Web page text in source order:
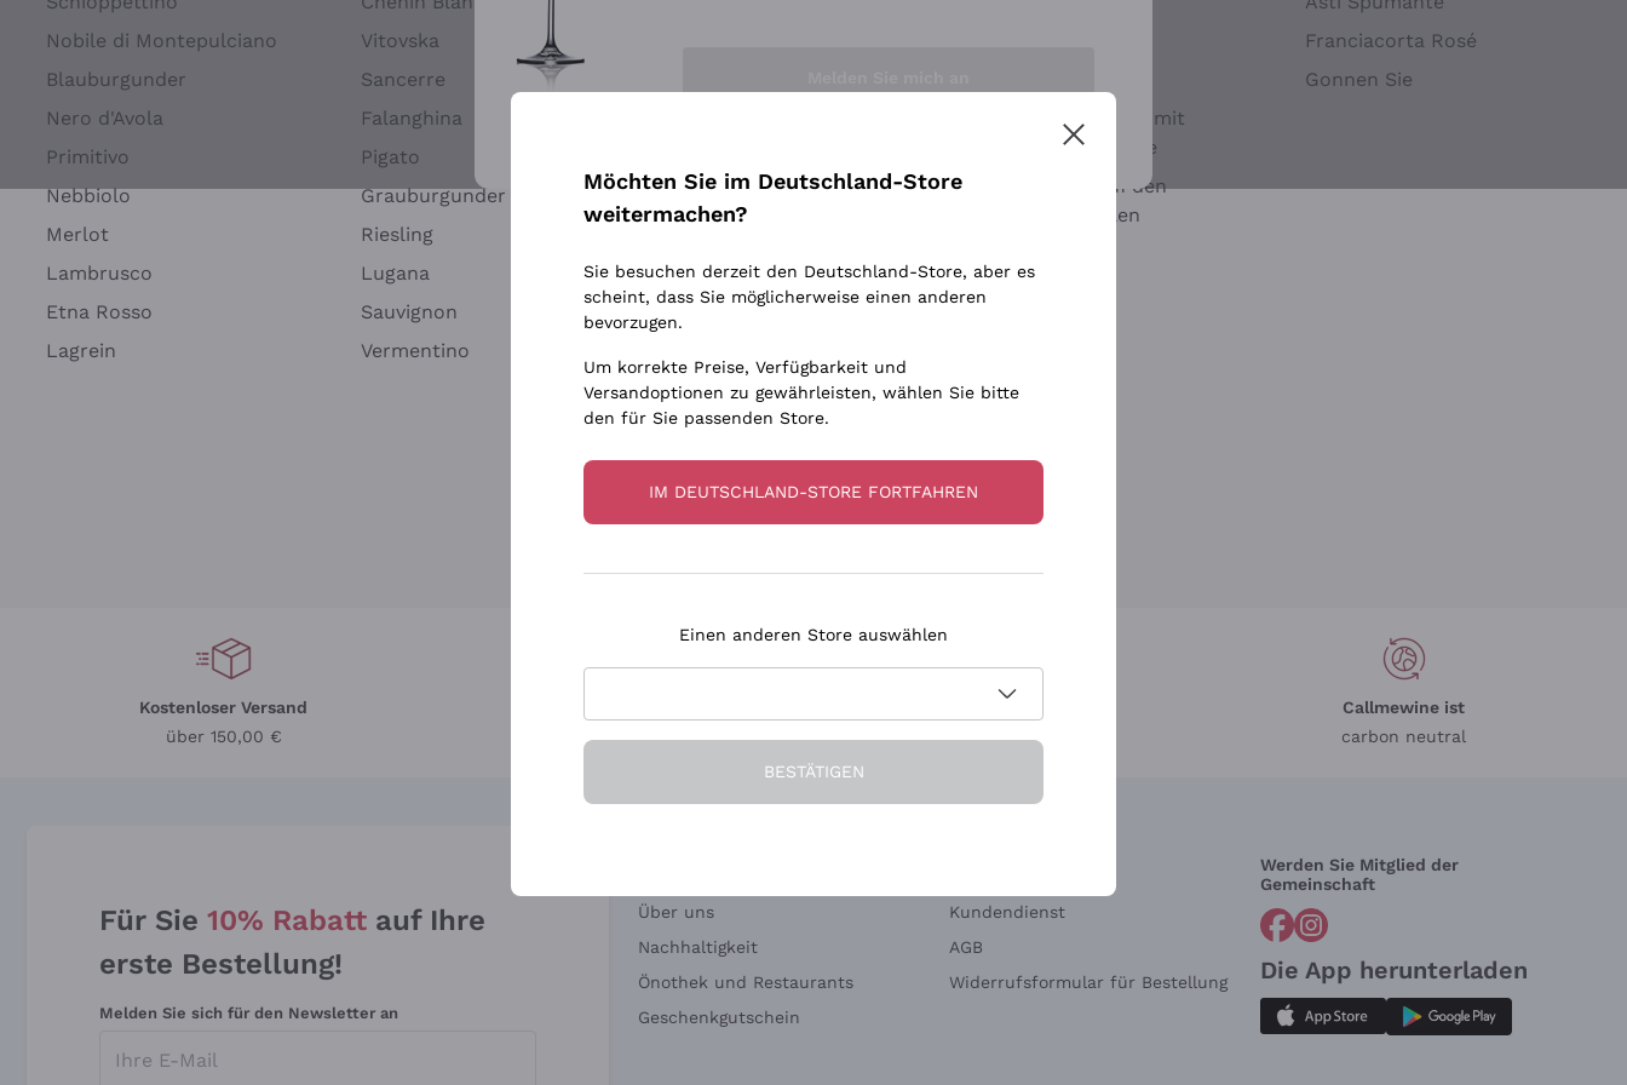
Nobile di Montepulciano
Blauburgunder
Nero d'Avola
Primitivo
Nebbiolo
Merlot
Lambrusco
Etna Rosso
Lagrein
Vitovska
Sancerre
Falanghina
Pigato
Grauburgunder
Riesling
Lugana
Sauvignon
Vermentino
Ca' dei Frati
Biondi Santi
Quintarelli Giuseppe
Rinaldi Giuseppe
Egly Ouriet
Jacquesson
Agrapart
Ohne Sulfit oder mit
minimalen Sulfite
Maischung auf den
Traubenschalen
Franciacorta Rosé
Gonnen Sie
Kostenloser Versand
über 150,00 €
in Deutschland
in 3 Raten
Callmewine ist
carbon neutral
Für Sie 10% Rabatt auf Ihre
erste Bestellung!
Melden Sie sich für den Newsletter an
Über uns
Nachhaltigkeit
Önothek und Restaurants
Geschenkgutschein
Kundendienst
AGB
Widerrufsformular für Bestellung
Werden Sie Mitglied der
Gemeinschaft
Die App herunterladen
Möchten Sie im Deutschland-Store
weitermachen?
Sie besuchen derzeit den Deutschland-Store, aber es
scheint, dass Sie möglicherweise einen anderen
bevorzugen.
Um korrekte Preise, Verfügbarkeit und
Versandoptionen zu gewährleisten, wählen Sie bitte
den für Sie passenden Store.
IM DEUTSCHLAND-STORE FORTFAHREN
Einen anderen Store auswählen
BESTÄTIGEN